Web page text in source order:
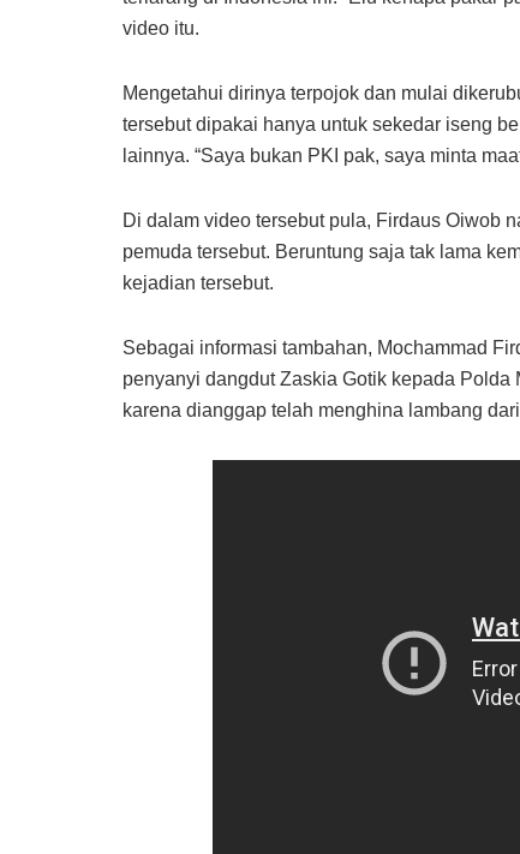
video itu.
Mengetahui dirinya terpojok dan mulai
tersebut dipakai hanya untuk sekedar iseng
lainnya. “Saya bukan PKI pak, saya minta
Di dalam video tersebut pula, Firdaus Oiwob
pemuda tersebut. Beruntung saja tak lama
kejadian tersebut.
Sebagai informasi tambahan, Mochammad
penyanyi dangdut Zaskia Gotik kepada
karena dianggap telah menghina lambang